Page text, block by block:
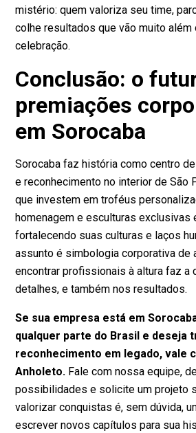
mistério: quem valoriza seu time,
colhe resultados que vão muito além
celebração.
Conclusão: o
premiações
em Sorocaba
Sorocaba faz história como centro
e reconhecimento no interior de São
que investem em troféus
homenagem e esculturas exclusivas
fortalecendo suas culturas e laços
assunto é simbologia corporativa de
encontrar profissionais à altura faz a
detalhes, e também nos resultados.
Se sua empresa está em
qualquer parte do Brasil e deseja
reconhecimento em legado, vale
Anholeto. Fale com nossa equipe,
possibilidades e solicite um projeto
valorizar conquistas é, sem dúvida,
escrever novos capítulos para sua